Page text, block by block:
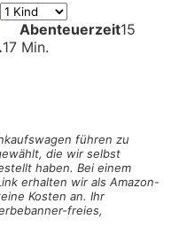
Abenteuerzeit15
17 Min.
führen zu
die wir selbst
haben. Bei einem
erhalten wir als Amazon-
Kosten an. Ihr
freies,